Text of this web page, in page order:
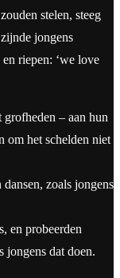
stelen, steeg
jongens
riepen: ‘we love
– aan hun
om het schelden niet
zoals jongens
en probeerden
jongens dat doen.